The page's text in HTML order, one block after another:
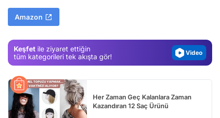
Amazon
Keşfet ile ziyaret ettiğin
tüm kategorileri tek akışta gör!
Video
Her Zaman Geç Kalanlara Zaman
Kazandıran 12 Saç Ürünü